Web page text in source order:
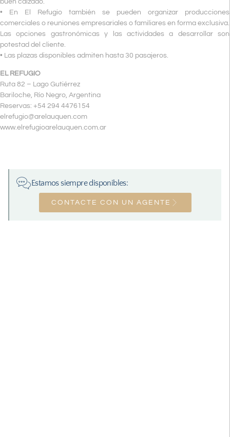
• En El Refugio también se pueden organizar producciones
comerciales o reuniones empresariales o familiares en forma exclusiva.
Las opciones gastronómicas y las actividades a desarrollar son
potestad del cliente.
• Las plazas disponibles admiten hasta 30 pasajeros.
EL REFUGIO
Ruta 82 – Lago Gutiérrez
Bariloche, Río Negro, Argentina
Reservas: +54 294 4476154
elrefugio@arelauquen.com
www.elrefugioarelauquen.com.ar
Estamos siempre disponibles:
CONTACTE CON UN AGENTE